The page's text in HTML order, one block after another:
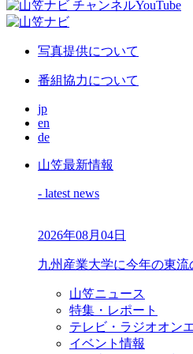
写真提供について
番組協力について
jp
en
de
山笠最新情報
- latest news
2026年08月04日
九州産業大学に今年の東
山笠ニュース
特集・レポート
テレビ・ラジオオン
イベント情報